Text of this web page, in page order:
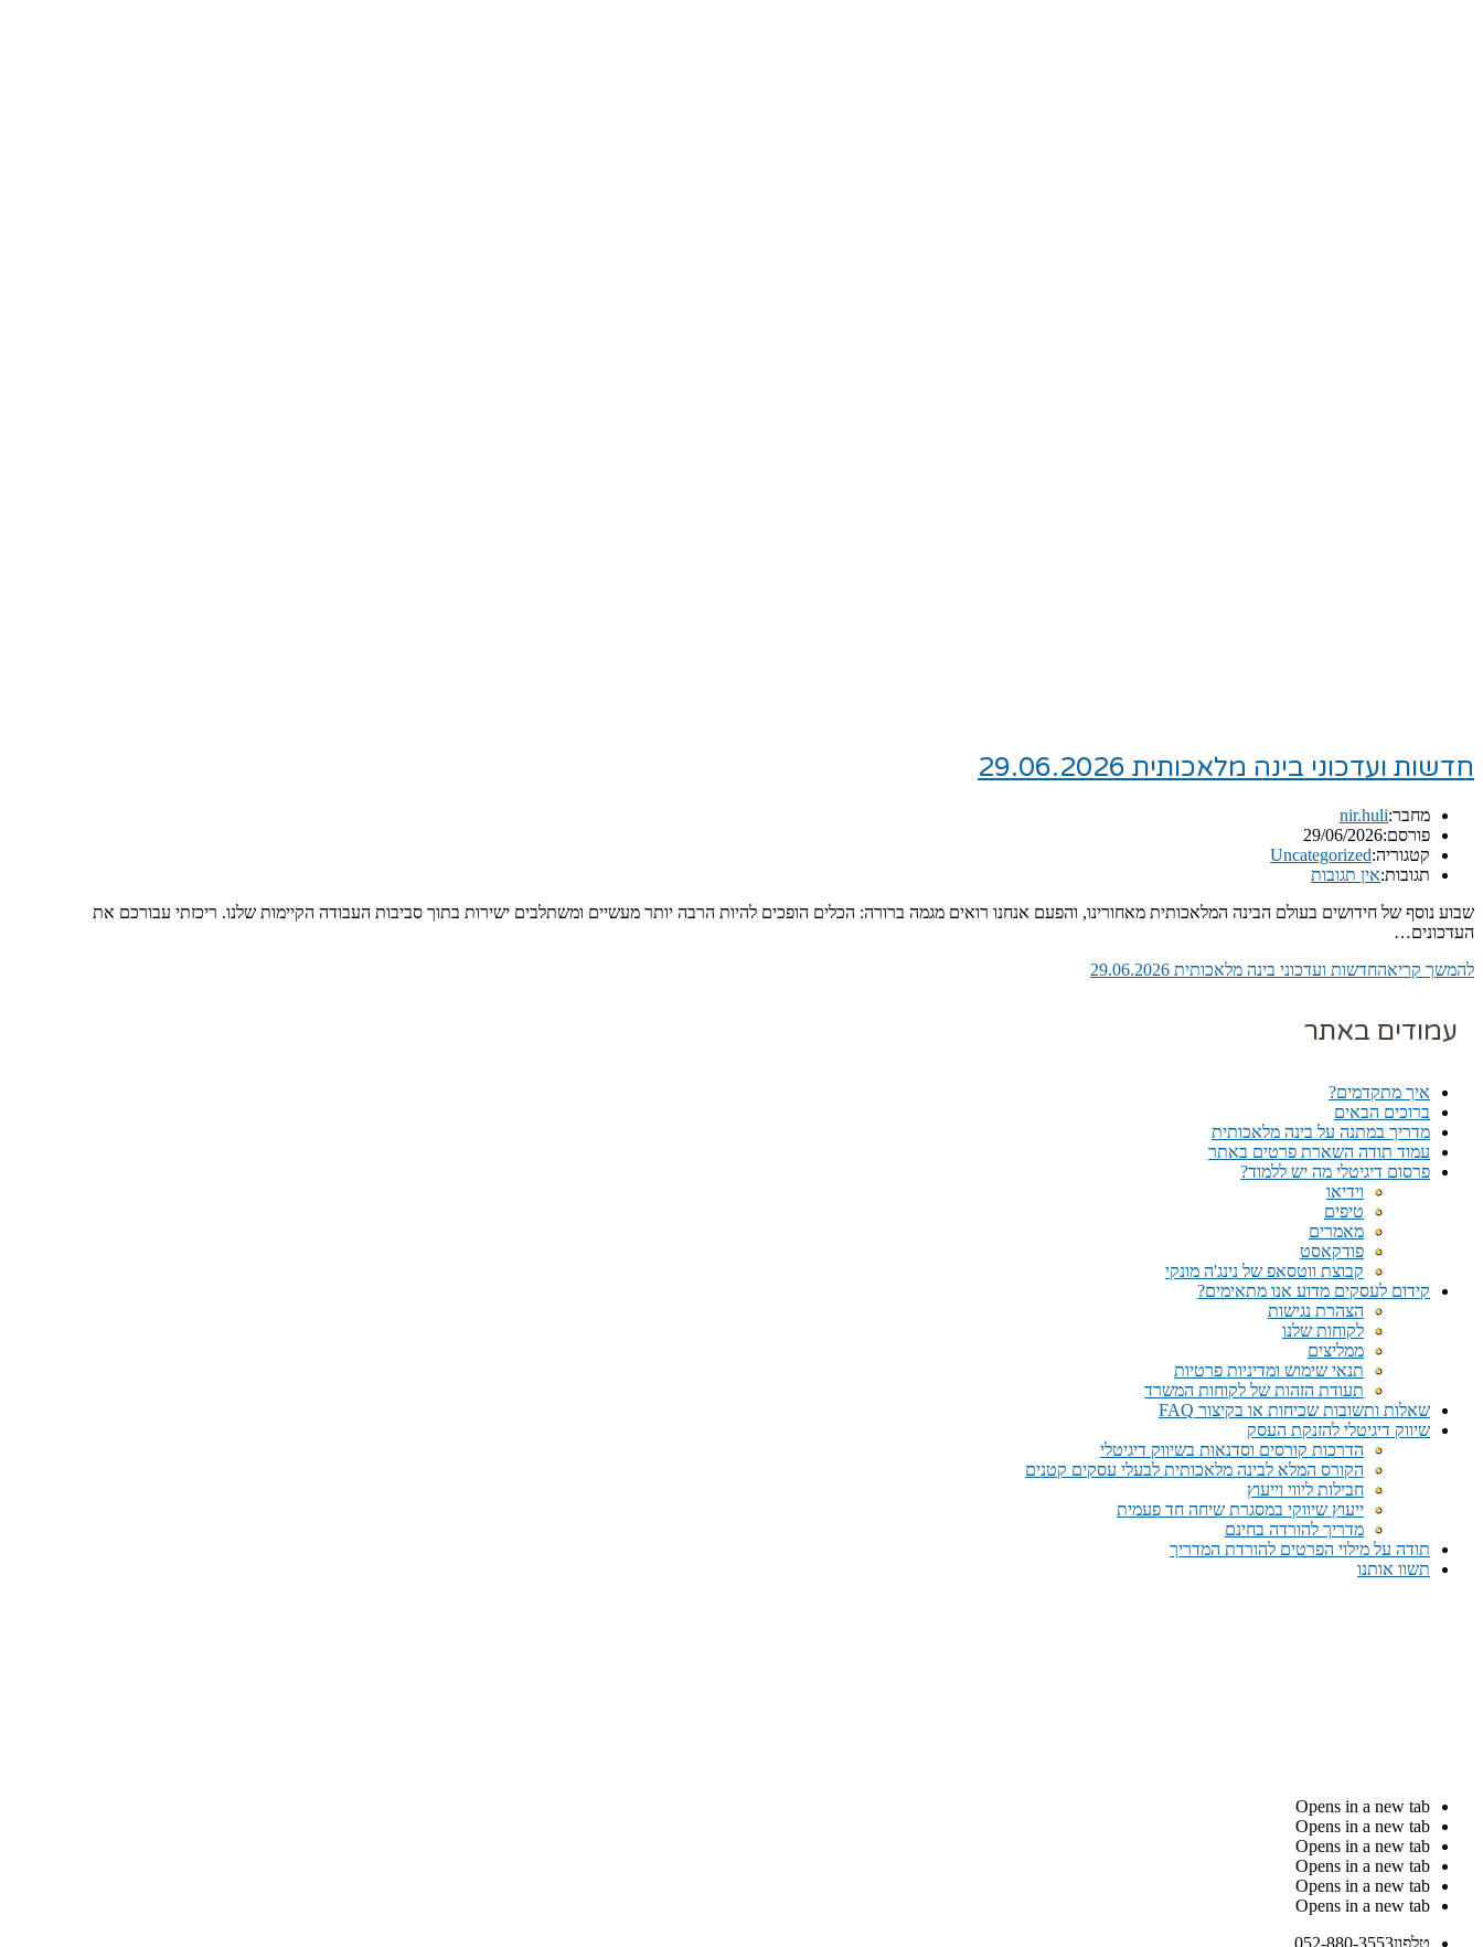
חדשות ועדכוני בינה מלאכותית 29.06.2026
מחבר:nir.huli
פורסם:29/06/2026
קטגוריה:Uncategorized
תגובות:אין תגובות
שבוע נוסף של חידושים בעולם הבינה המלאכותית מאחורינו, והפעם אנחנו רואים מגמה ברורה: הכלים הופכים להיות הרבה יותר מעשיים ומשתלבים ישירות בתוך סביבות העבודה הקיימות שלנו. ריכזתי עבורכם את
העדכונים…
להמשך קריאהחדשות ועדכוני בינה מלאכותית 29.06.2026
עמודים באתר
איך מתקדמים?
ברוכים הבאים
מדריך במתנה על בינה מלאכותית
עמוד תודה השארת פרטים באתר
פרסום דיגיטלי מה יש ללמוד?
וידיאו
טיפים
מאמרים
פודקאסט
קבוצת ווטסאפ של נינג'ה מונקי​
קידום לעסקים מדוע אנו מתאימים?
הצהרת נגישות
לקוחות שלנו
ממליצים
תנאי שימוש ומדיניות פרטיות
תעודת הזהות של לקוחות המשרד
שאלות ותשובות שכיחות או בקיצור FAQ
שיווק דיגיטלי להזנקת העסק
הדרכות קורסים וסדנאות בשיווק דיגיטלי
הקורס המלא לבינה מלאכותית לבעלי עסקים קטנים
חבילות ליווי וייעוץ
ייעוץ שיווקי במסגרת שיחה חד פעמית​
מדריך להורדה בחינם
תודה על מילוי הפרטים להורדת המדריך
תשוו אותנו
Opens in a new tab
Opens in a new tab
Opens in a new tab
Opens in a new tab
Opens in a new tab
Opens in a new tab
טלפון052-880-3553